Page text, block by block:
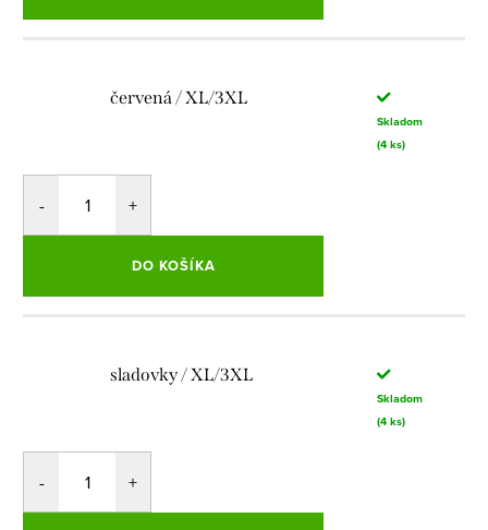
červená / XL/3XL
Skladom
(4 ks)
DO KOŠÍKA
sladovky / XL/3XL
Skladom
(4 ks)